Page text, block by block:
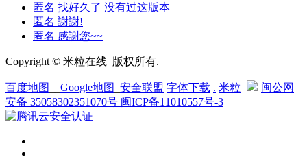
匿名 找好久了 没有过这版本
匿名 謝謝!
匿名 感謝您~~
Copyright © 米粒在线 版权所有.
百度地图 Google地图 安全联盟 字体下载 . 米粒
闽公网
安备 35058302351070号 闽ICP备11010557号-3